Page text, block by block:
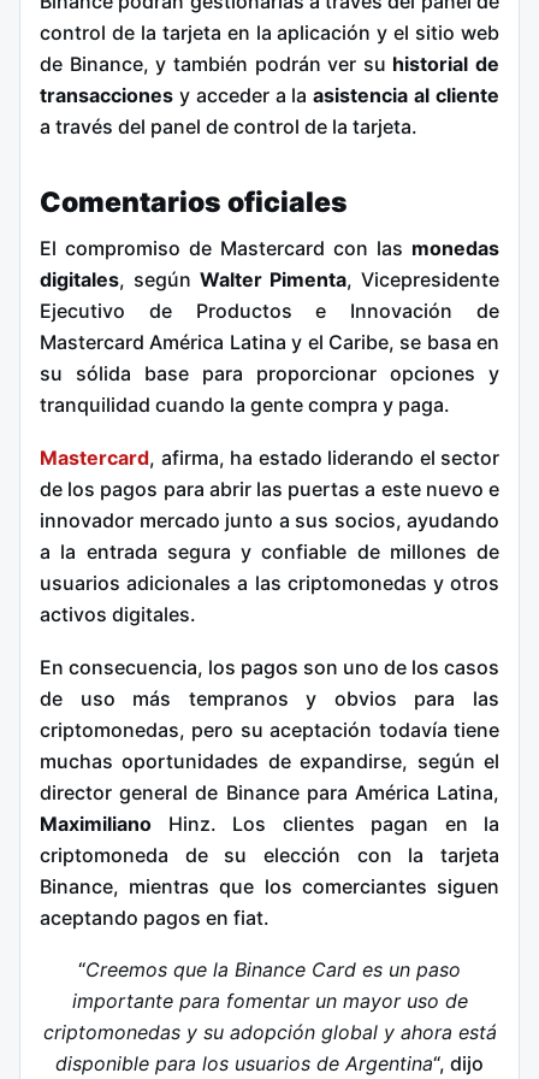
control de la tarjeta en la aplicación y el sitio web
de Binance, y también podrán ver su historial de
transacciones y acceder a laasistencia al cliente
a través del panel de control de la tarjeta.
Comentarios oficiales
El compromiso de Mastercard con las monedas
digitales, según Walter Pimenta, Vicepresidente
Ejecutivo de Productos e Innovación de
Mastercard América Latina y el Caribe, se basa en
su sólida base para proporcionar opciones y
tranquilidad cuando la gente compra y paga.
Mastercard, afirma, ha estado liderando el sector
de los pagos para abrir las puertas a este nuevo e
innovador mercado junto a sus socios, ayudando
a la entrada segura y confiable de millones de
usuarios adicionales a las criptomonedas y otros
activos digitales.
En consecuencia, los pagos son uno de los casos
de uso más tempranos y obvios para las
criptomonedas, pero su aceptación todavía tiene
muchas oportunidades de expandirse, según el
director general de Binance para América Latina,
Maximiliano Hinz. Los clientes pagan en la
criptomoneda de su elección con la tarjeta
Binance, mientras que los comerciantes siguen
aceptando pagos en fiat.
“Creemos que la Binance Card es un paso
importante para fomentar un mayor uso de
criptomonedas y su adopción global y ahora está
disponible para los usuarios de Argentina“, dijo